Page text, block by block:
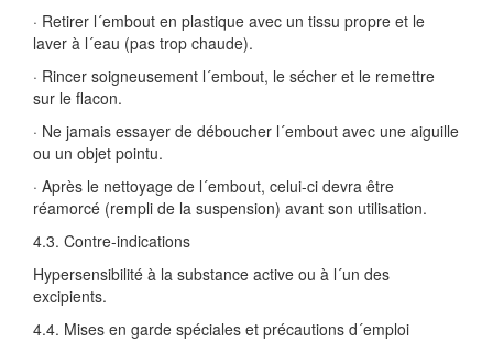
· Retirer l´embout en plastique avec un tissu propre et le
laver à l´eau (pas trop chaude).
· Rincer soigneusement l´embout, le sécher et le remettre
sur le flacon.
· Ne jamais essayer de déboucher l´embout avec une aiguille
ou un objet pointu.
· Après le nettoyage de l´embout, celui-ci devra être
réamorcé (rempli de la suspension) avant son utilisation.
4.3. Contre-indications
Hypersensibilité à la substance active ou à l´un des
excipients.
4.4. Mises en garde spéciales et précautions d´emploi